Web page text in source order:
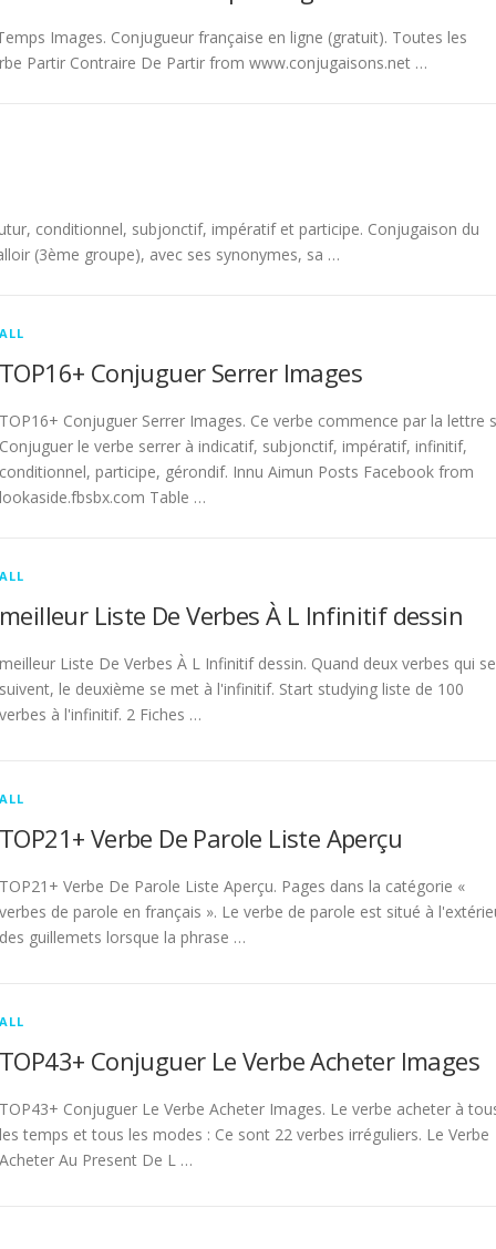
Images. Conjugueur française en ligne (gratuit). Toutes les
Partir Contraire De Partir from www.conjugaisons.net …
conditionnel, subjonctif, impératif et participe. Conjugaison du
(3ème groupe), avec ses synonymes, sa …
ALL
TOP16+ Conjuguer Serrer Images
TOP16+ Conjuguer Serrer Images. Ce verbe commence par la lettre
Conjuguer le verbe serrer à indicatif, subjonctif, impératif, infinitif,
conditionnel, participe, gérondif. Innu Aimun Posts Facebook from
lookaside.fbsbx.com Table …
ALL
meilleur Liste De Verbes À L Infinitif dessin
meilleur Liste De Verbes À L Infinitif dessin. Quand deux verbes qui se
suivent, le deuxième se met à l'infinitif. Start studying liste de 100
verbes à l'infinitif. 2 Fiches …
ALL
TOP21+ Verbe De Parole Liste Aperçu
TOP21+ Verbe De Parole Liste Aperçu. Pages dans la catégorie «
verbes de parole en français ». Le verbe de parole est situé à
des guillemets lorsque la phrase …
ALL
TOP43+ Conjuguer Le Verbe Acheter Images
TOP43+ Conjuguer Le Verbe Acheter Images. Le verbe acheter à
les temps et tous les modes : Ce sont 22 verbes irréguliers. Le Verbe
Acheter Au Present De L …